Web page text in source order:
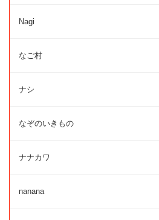
Nagi
なご村
ナシ
なぞのいきもの
ナナカワ
nanana